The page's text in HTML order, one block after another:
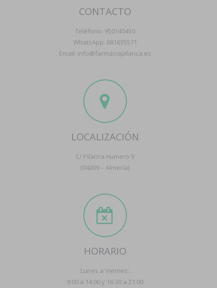
CONTACTO
Teléfono: 950140450
WhatsApp: 681635571
Email: info@farmaciapilarica.es
LOCALIZACIÓN
C/ Pilarica numero 9
(04009 – Almería)
HORARIO
Lunes a Viernes:
9:00 a 14:00 y 16:30 a 21:00